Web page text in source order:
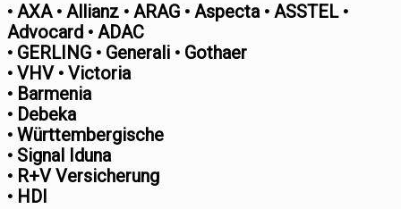
• AXA • Allianz • ARAG • Aspecta • ASSTEL •
Advocard • ADAC
• GERLING • Generali • Gothaer
• VHV • Victoria
• Barmenia
• Debeka
• Württembergische
• Signal Iduna
• R+V Versicherung
• HDI